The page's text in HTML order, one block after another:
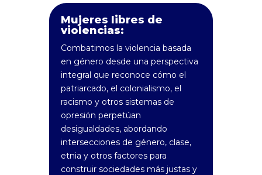
Mujeres libres de
violencias:
Combatimos la violencia basada
en género desde una perspectiva
integral que reconoce cómo el
patriarcado, el colonialismo, el
racismo y otros sistemas de
opresión perpetúan
desigualdades, abordando
intersecciones de género, clase,
etnia y otros factores para
construir sociedades más justas y